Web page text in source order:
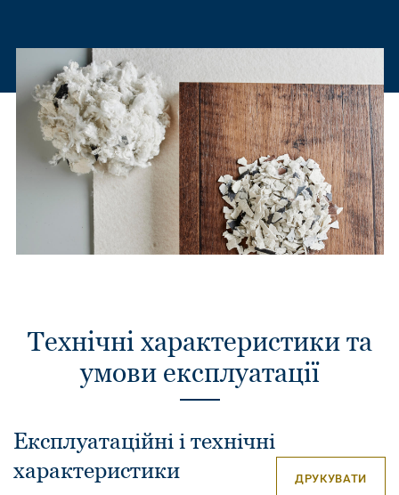
Технічні характеристики та
умови експлуатації
Експлуатаційні і технічні
характеристики
ДРУКУВАТИ